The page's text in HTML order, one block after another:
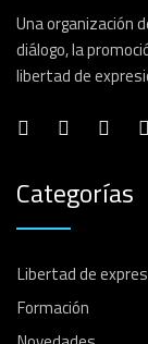
Una organización
diálogo, la
libertad de
Categorías
Libertad de
Formación